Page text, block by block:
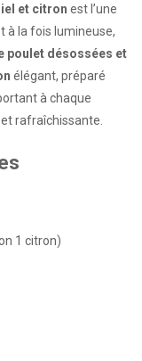
et citron est l’une
à la fois lumineuse,
poulet désossées et
élégant, préparé
à chaque
rafraîchissante.
1 citron)